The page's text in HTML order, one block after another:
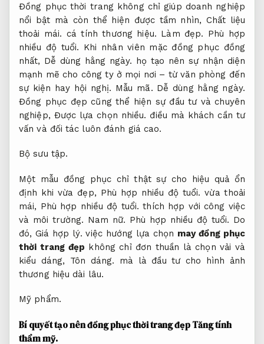
Đồng phục thời trang không chỉ giúp doanh nghiệp
nổi bật mà còn thể hiện được tầm nhìn, Chất liệu
thoải mái. cá tính thương hiệu. Làm đẹp. Phù hợp
nhiều độ tuổi. Khi nhân viên mặc đồng phục đồng
nhất, Dễ dùng hằng ngày. họ tạo nên sự nhận diện
mạnh mẽ cho công ty ở mọi nơi – từ văn phòng đến
sự kiện hay hội nghị. Mẫu mã. Dễ dùng hằng ngày.
Đồng phục đẹp cũng thể hiện sự đầu tư và chuyên
nghiệp, Được lựa chọn nhiều. điều mà khách cần tư
vấn và đối tác luôn đánh giá cao.
Bộ sưu tập.
Một mẫu đồng phục chỉ thật sự cho hiệu quả ổn
định khi vừa đẹp, Phù hợp nhiều độ tuổi. vừa thoải
mái, Phù hợp nhiều độ tuổi. thích hợp với công việc
và môi trường. Nam nữ. Phù hợp nhiều độ tuổi. Do
đó,Giá hợp lý. việc hướng lựa chọn may đồng phục
thời trang đẹp không chỉ đơn thuần là chọn vải và
kiểu dáng, Tôn dáng. mà là đầu tư cho hình ảnh
thương hiệu dài lâu.
Mỹ phẩm.
Bí quyết tạo nên đồng phục thời trang đẹpTăng tính
thẩm mỹ.